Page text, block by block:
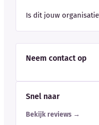
Is dit jouw
Neem contact op
Snel naar
Bekijk reviews →